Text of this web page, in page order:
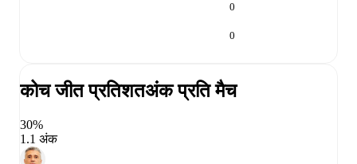
0
0
कोच जीत प्रतिशतअंक प्रति मैच
30%
1.1 अंक